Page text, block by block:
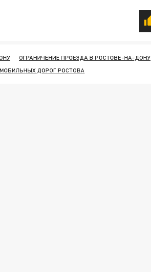
ОГРАНИЧЕНИЕ ПРОЕЗДА В РОСТОВЕ-НА-ДОНУ
ДОРОГ РОСТОВА